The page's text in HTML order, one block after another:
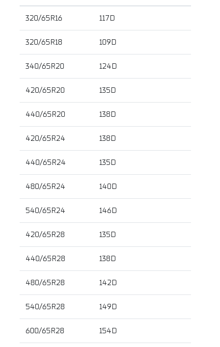
320/65R16 117D
320/65R18 109D
340/65R20 124D
420/65R20 135D
440/65R20 138D
420/65R24 138D
440/65R24 135D
480/65R24 140D
540/65R24 146D
420/65R28 135D
440/65R28 138D
480/65R28 142D
540/65R28 149D
600/65R28 154D